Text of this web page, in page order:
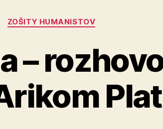
Kategórie
ZOŠITY HUMANISTOV
–